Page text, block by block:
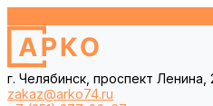
г. Челябинск, проспект
zakaz@arko74.ru